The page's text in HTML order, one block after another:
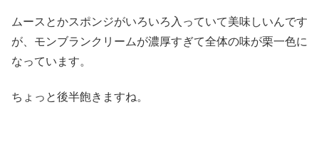
ムースとかスポンジがいろいろ入っていて美味しいんです
が、モンブランクリームが濃厚すぎて全体の味が栗一色に
なっています。
ちょっと後半飽きますね。